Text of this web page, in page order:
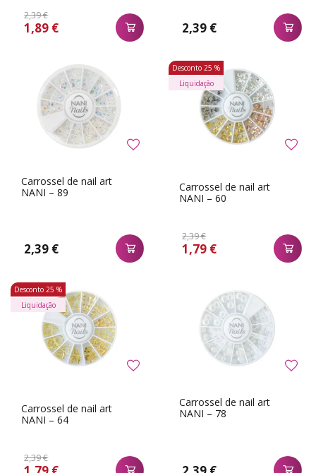
2,39 €
1,89 € 2,39 €
Carrossel de nail art
NANI – 89
2,39 €
Carrossel de nail art
NANI – 60
2,39 €
1,79 €
Desconto 25 %
Liquidação
Carrossel de nail art
NANI – 64
2,39 €
Desconto 25 %
Liquidação
Carrossel de nail art
NANI – 78